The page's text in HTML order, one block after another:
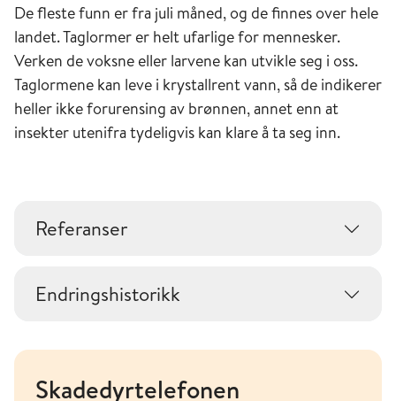
De fleste funn er fra juli måned, og de finnes over hele
landet. Taglormer er helt ufarlige for mennesker.
Verken de voksne eller larvene kan utvikle seg i oss.
Taglormene kan leve i krystallrent vann, så de indikerer
heller ikke forurensing av brønnen, annet enn at
insekter utenifra tydeligvis kan klare å ta seg inn.
Referanser
Endringshistorikk
Skadedyrtelefonen